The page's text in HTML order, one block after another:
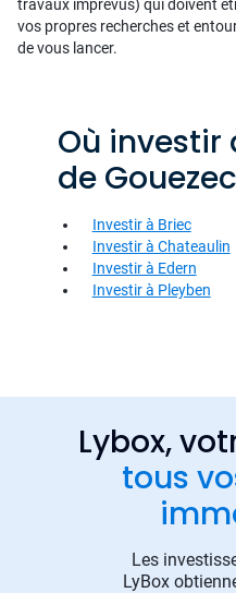
travaux imprévus) qui doivent
vos propres recherches et
de vous lancer.
Où
de Gouezec
Investir à Briec
Investir à Chateaulin
Investir à Edern
Investir à Pleyben
Lybox,
tous
Les
LyBox